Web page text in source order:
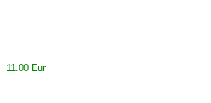
11.00 Eur